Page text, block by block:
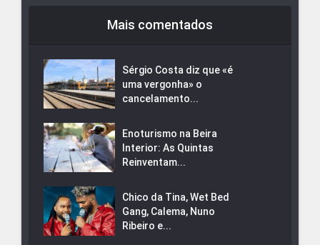
Mais comentados
Sérgio Costa diz que «é
uma vergonha» o
cancelamento...
Enoturismo na Beira
Interior: As Quintas
Reinventam...
Chico da Tina, Wet Bed
Gang, Calema, Nuno
Ribeiro e...